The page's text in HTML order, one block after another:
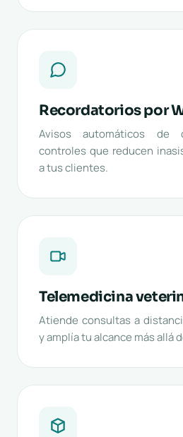
Recordatorios por
Avisos automáticos de
controles que reducen
a tus clientes.
Telemedicina
Atiende consultas a
y amplía tu alcance más allá